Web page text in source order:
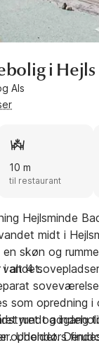
i Hejls
Als
10 m
til restaurant
Hejlsminde
midt i
skøn og
i alt 4
som opredning i
og
opholdet.
rundt adgang
Udendørs